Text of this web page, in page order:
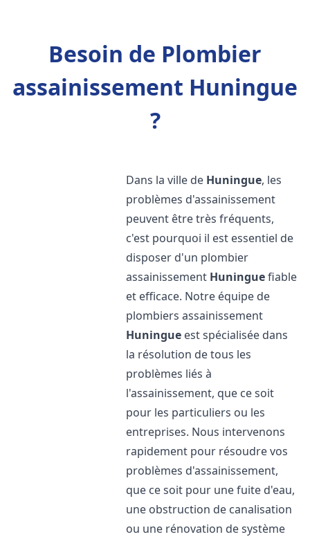
Besoin de Plombier
assainissement Huningue
?
Dans la ville de Huningue, les
problèmes d'assainissement
peuvent être très fréquents,
c'est pourquoi il est essentiel de
disposer d'un plombier
assainissement Huninguefiable
et efficace. Notre équipe de
plombiers assainissement
Huningue est spécialisée dans
la résolution de tous les
problèmes liés à
l'assainissement, que ce soit
pour les particuliers ou les
entreprises. Nous intervenons
rapidement pour résoudre vos
problèmes d'assainissement,
que ce soit pour une fuite d'eau,
une obstruction de canalisation
ou une rénovation de système